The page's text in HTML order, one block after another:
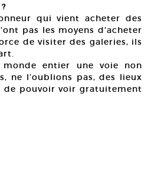
qui vient acheter des
pas les moyens d’acheter
de visiter des galeries, ils
entier une voie non
ne l’oublions pas, des lieux
de pouvoir voir gratuitement